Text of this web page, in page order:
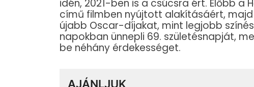
idén, 2021-ben is a csúcsra ért. Előbb
című filmben nyújtott alakításáért,
újabb Oscar-díjakat, mint legjobb
napokban ünnepli 69. születésnapját,
be néhány érdekességet.